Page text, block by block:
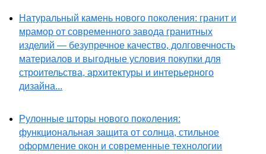
Натуральный камень нового поколения: гранит и
мрамор от современного завода гранитных
изделий — безупречное качество, долговечность
материалов и выгодные условия покупки для
строительства, архитектуры и интерьерного
дизайна...
Рулонные шторы нового поколения:
функциональная защита от солнца, стильное
оформление окон и современные технологии